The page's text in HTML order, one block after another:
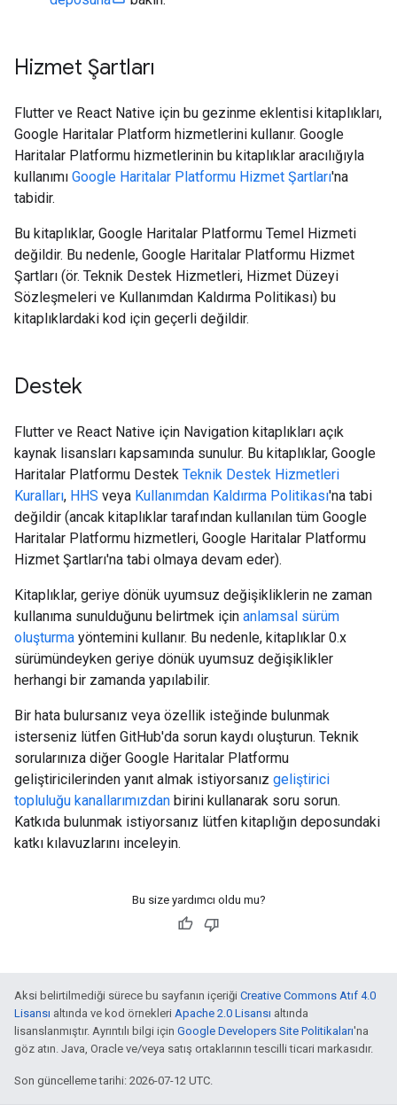
Hizmet Şartları
Flutter ve React Native için bu gezinme eklentisi kitaplıkları,
Google Haritalar Platform hizmetlerini kullanır. Google
Haritalar Platformu hizmetlerinin bu kitaplıklar aracılığıyla
kullanımı Google Haritalar Platformu Hizmet Şartları'na
tabidir.
Bu kitaplıklar, Google Haritalar Platformu Temel Hizmeti
değildir. Bu nedenle, Google Haritalar Platformu Hizmet
Şartları (ör. Teknik Destek Hizmetleri, Hizmet Düzeyi
Sözleşmeleri ve Kullanımdan Kaldırma Politikası) bu
kitaplıklardaki kod için geçerli değildir.
Destek
Flutter ve React Native için Navigation kitaplıkları açık
kaynak lisansları kapsamında sunulur. Bu kitaplıklar, Google
Haritalar Platformu Destek Teknik Destek Hizmetleri
Kuralları, HHS veya Kullanımdan Kaldırma Politikası'na tabi
değildir (ancak kitaplıklar tarafından kullanılan tüm Google
Haritalar Platformu hizmetleri, Google Haritalar Platformu
Hizmet Şartları'na tabi olmaya devam eder).
Kitaplıklar, geriye dönük uyumsuz değişikliklerin ne zaman
kullanıma sunulduğunu belirtmek için anlamsal sürüm
oluşturma yöntemini kullanır. Bu nedenle, kitaplıklar 0.x
sürümündeyken geriye dönük uyumsuz değişiklikler
herhangi bir zamanda yapılabilir.
Bir hata bulursanız veya özellik isteğinde bulunmak
isterseniz lütfen GitHub'da sorun kaydı oluşturun. Teknik
sorularınıza diğer Google Haritalar Platformu
geliştiricilerinden yanıt almak istiyorsanız geliştirici
topluluğu kanallarımızdan birini kullanarak soru sorun.
Katkıda bulunmak istiyorsanız lütfen kitaplığın deposundaki
katkı kılavuzlarını inceleyin.
Bu size yardımcı oldu mu?
Aksi belirtilmediği sürece bu sayfanın içeriği Creative Commons Atıf 4.0
Lisansı altında ve kod örnekleri Apache 2.0 Lisansı altında
lisanslanmıştır. Ayrıntılı bilgi için Google Developers Site Politikaları'na
göz atın. Java, Oracle ve/veya satış ortaklarının tescilli ticari markasıdır.
Son güncelleme tarihi: 2026-07-12 UTC.